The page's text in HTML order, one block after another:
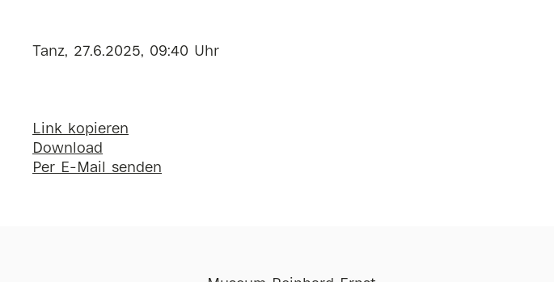
Tanz, 27.6.2025, 09:40 Uhr
Link kopieren
Download
Per E-Mail senden